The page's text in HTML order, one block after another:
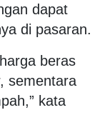
dapat
di pasaran.
beras
sementara
kata